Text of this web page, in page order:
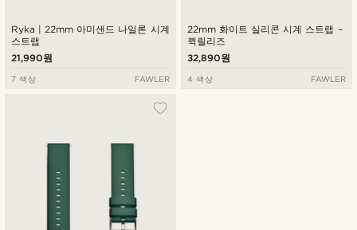
Ryka | 22mm 아미샌드 나일론 시계
스트랩
21,990원
7 색상 FAWLER
22mm 화이트 실리콘 시계 스트랩 –
퀵릴리즈
32,890원
4 색상 FAWLER